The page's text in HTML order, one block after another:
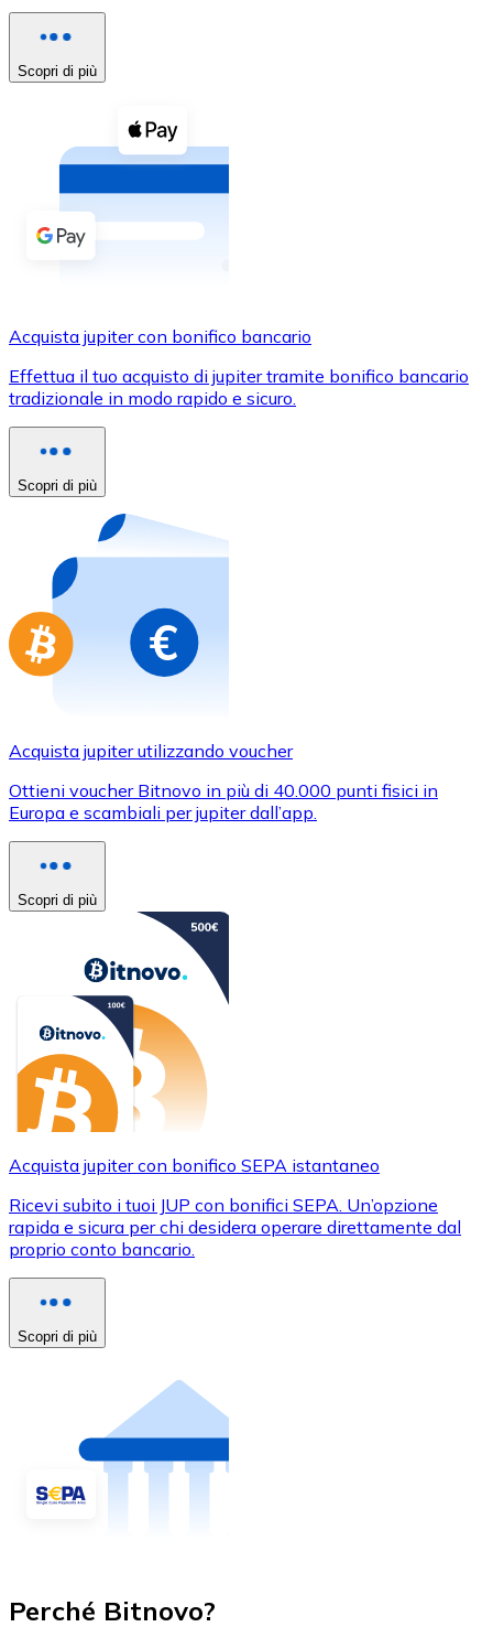
Vedi tutto
Buoni cripto
Acquista criptovalute in contanti e altri mezzi di
Acquista con contanti
Bonifico SEPA
Usa le carte Visa e Mastercard per acquistare
Acquista con carta
Acquista gift card dei tuoi marchi preferiti con
Vai al negozio di carte regalo
Scopri di più
Acquista jupiter con bonifico bancario
Effettua il tuo acquisto di jupiter tramite bonifico bancario
tradizionale in modo rapido e sicuro.
Scopri di più
Acquista jupiter utilizzando voucher
Ottieni voucher Bitnovo in più di 40.000 punti fisici in
Europa e scambiali per jupiter dall’app.
Scopri di più
Acquista jupiter con bonifico SEPA istantaneo
Ricevi subito i tuoi JUP con bonifici SEPA. Un’opzione
rapida e sicura per chi desidera operare direttamente dal
proprio conto bancario.
Scopri di più
Perché Bitnovo?